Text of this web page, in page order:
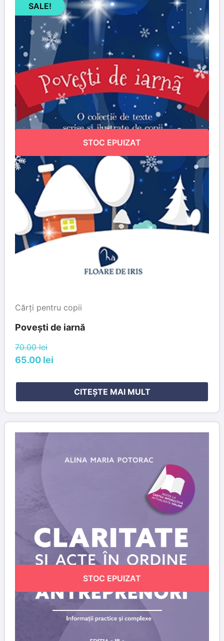
SALE!
STOC EPUIZAT
Cărți pentru copii
Povești de iarnă
70.00 lei
65.00 lei
CITEȘTE MAI MULT
STOC EPUIZAT